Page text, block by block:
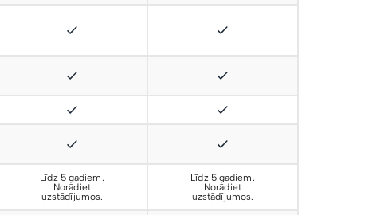
Līdz 5 gadiem.
Norādiet
uzstādījumos.
Līdz 5 gadiem.
Norādiet
uzstādījumos.